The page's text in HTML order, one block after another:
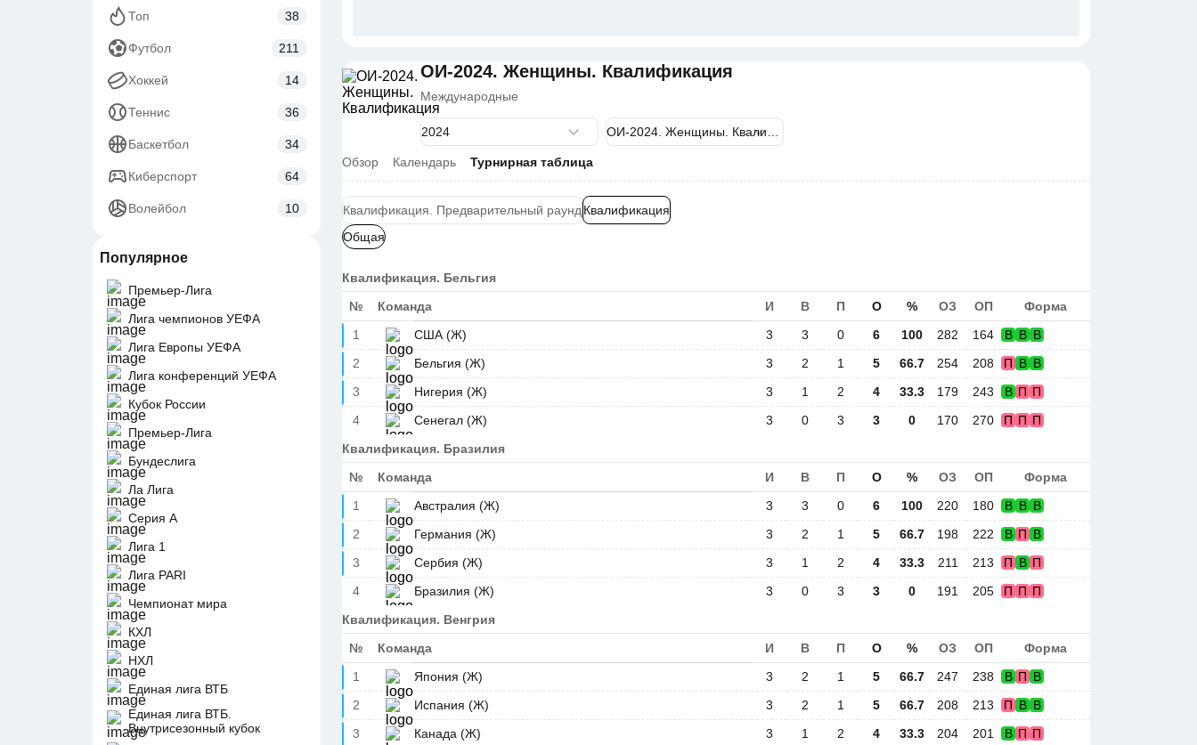
Топ 38
Футбол 211
Хоккей 14
Теннис 36
Баскетбол 34
Киберспорт 64
Волейбол 10
Популярное
Премьер-Лига
Лига чемпионов УЕФА
Лига Европы УЕФА
Лига конференций УЕФА
Кубок России
Премьер-Лига
Бундеслига
Ла Лига
Серия А
Лига 1
Лига PARI
Чемпионат мира
КХЛ
НХЛ
Единая лига ВТБ
Единая лига ВТБ.
Внутрисезонный кубок
ОИ-2024. Женщины. Квалификация
Международные
Обзор Календарь Турнирная таблица
Квалификация. Предварительный раунд Квалификация
Общая
Квалификация. Бельгия
№ Команда И В П О % ОЗ ОП
Форма
1
США (Ж) 3 3 0 6 100 282 164 В В В
2
Бельгия (Ж) 3 2 1 5 66.7 254 208 П В В
3
Нигерия (Ж) 3 1 2 4 33.3 179 243 В П П
4
Сенегал (Ж) 3 0 3 3 0 170 270 П П П
Квалификация. Бразилия
№ Команда И В П О % ОЗ ОП
Форма
1
Австралия (Ж) 3 3 0 6 100 220 180 В В В
2
Германия (Ж) 3 2 1 5 66.7 198 222 В П В
3
Сербия (Ж) 3 1 2 4 33.3 211 213 П В П
4
Бразилия (Ж) 3 0 3 3 0 191 205 П П П
Квалификация. Венгрия
№ Команда И В П О % ОЗ ОП
Форма
1
Япония (Ж) 3 2 1 5 66.7 247 238 В П В
2
Испания (Ж) 3 2 1 5 66.7 208 213 П В В
3
Канада (Ж) 3 1 2 4 33.3 204 201 В П П